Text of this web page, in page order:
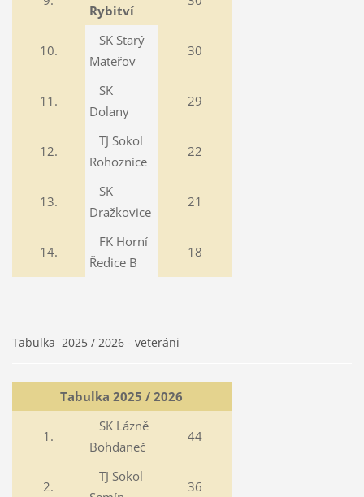
Rybitví
10.
SK Starý
Mateřov
30
11.
SK
Dolany
29
12.
TJ Sokol
Rohoznice
22
13.
SK
Dražkovice
21
14.
FK Horní
Ředice B
18
Tabulka 2025 / 2026 - veteráni
Tabulka 2025 / 2026
1.
SK Lázně
Bohdaneč
44
2.
TJ Sokol
36